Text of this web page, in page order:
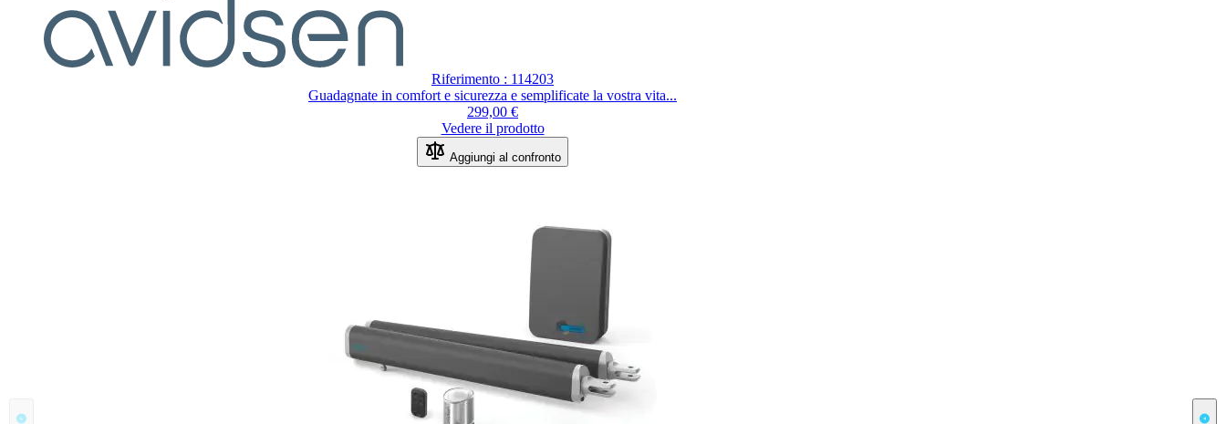
Riferimento : 114203
Guadagnate in comfort e sicurezza e semplificate la vostra vita...
299,00 €
Vedere il prodotto
Aggiungi al confronto